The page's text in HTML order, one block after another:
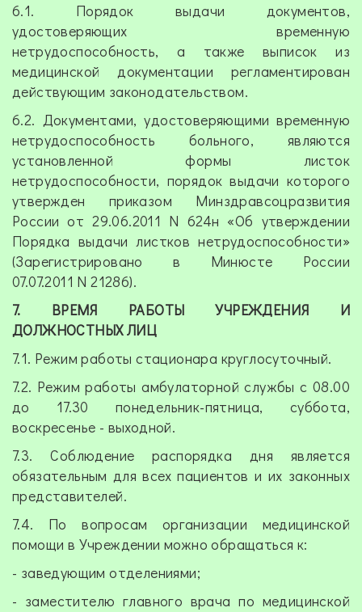
6.1. Порядок выдачи документов,
удостоверяющих временную
нетрудоспособность, а также выписок из
медицинской документации регламентирован
действующим законодательством.
6.2. Документами, удостоверяющими временную
нетрудоспособность больного, являются
установленной формы листок
нетрудоспособности, порядок выдачи которого
утвержден приказом Минздравсоцразвития
России от 29.06.2011 N 624н «Об утверждении
Порядка выдачи листков нетрудоспособности»
(Зарегистрировано в Минюсте России
07.07.2011 N 21286).
7. ВРЕМЯ РАБОТЫ УЧРЕЖДЕНИЯ И
ДОЛЖНОСТНЫХ ЛИЦ
7.1. Режим работы стационара круглосуточный.
7.2. Режим работы амбулаторной службы с 08.00
до 17.30 понедельник-пятница, суббота,
воскресенье - выходной.
7.3. Соблюдение распорядка дня является
обязательным для всех пациентов и их законных
представителей.
7.4. По вопросам организации медицинской
помощи в Учреждении можно обращаться к:
- заведующим отделениями;
- заместителю главного врача по медицинской